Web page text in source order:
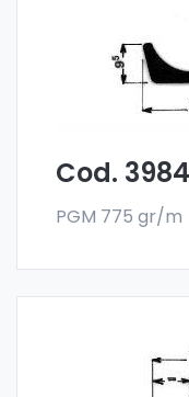
Cod. 3984
PGM 775 gr/m
Maniglie per